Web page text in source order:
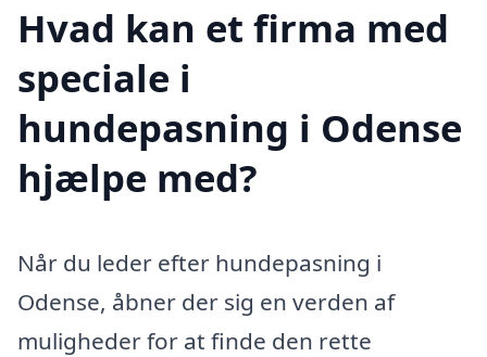
Hvad kan et firma med
speciale i
hundepasning i Odense
hjælpe med?
Når du leder efter hundepasning i
Odense, åbner der sig en verden af
muligheder for at finde den rette